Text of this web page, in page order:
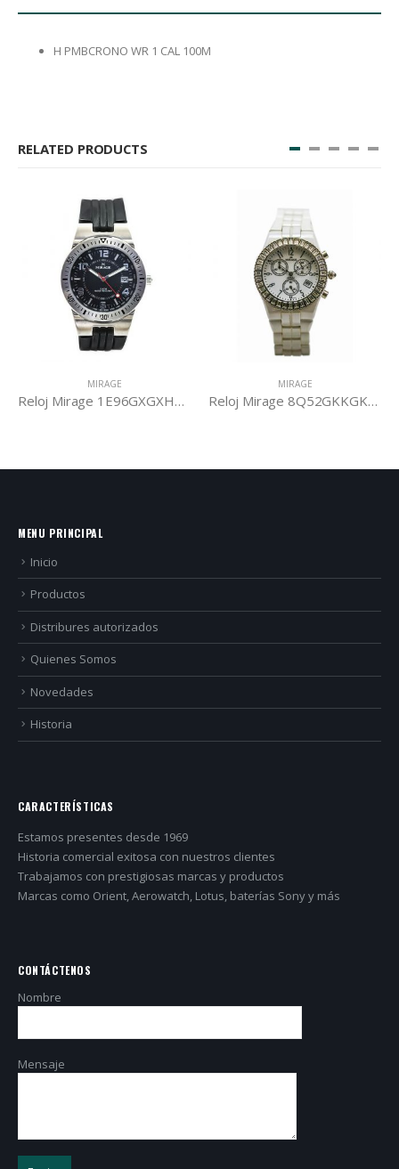
H PMBCRONO WR 1 CAL 100M
RELATED PRODUCTS
MIRAGE
Reloj Mirage 1E96GXGXH3B
MIRAGE
Reloj Mirage 8Q52GKKGK4W
MENU PRINCIPAL
Inicio
Productos
Distribures autorizados
Quienes Somos
Novedades
Historia
CARACTERÍSTICAS
Estamos presentes desde 1969
Historia comercial exitosa con nuestros clientes
Trabajamos con prestigiosas marcas y productos
Marcas como Orient, Aerowatch, Lotus, baterías Sony y más
CONTÁCTENOS
Nombre
Mensaje